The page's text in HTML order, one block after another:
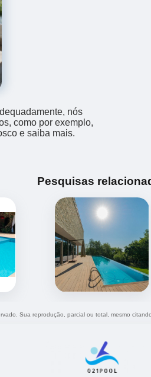
nós
como por exemplo,
e saiba mais.
Pesquisas
Sua reprodução, parcial ou total, mesmo